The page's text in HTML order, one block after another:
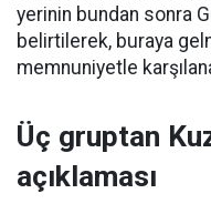
yerinin bundan sonra
belirtilerek, buraya
memnuniyetle
Üç gruptan
açıklaması